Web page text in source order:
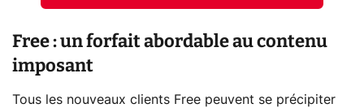
Free : un forfait abordable au contenu
imposant
Tous les nouveaux clients Free peuvent se précipiter